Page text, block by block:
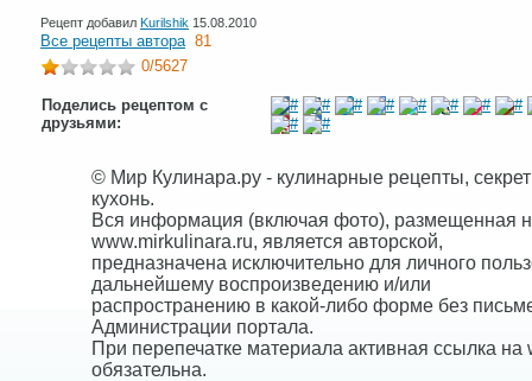
Рецепт добавил Kurilshik 15.08.2010
Все рецепты автора 81
0/5627
Поделись рецептом с
друзьями:
© Мир Кулинара.ру - кулинарные рецепты,
кухонь.
Вся информация (включая фото), размещенная
www.mirkulinara.ru, является авторской,
предназначена исключительно для личного
дальнейшему воспроизведению и/или
распространению в какой-либо форме без
Администрации портала.
При перепечатке материала активная ссылка на
обязательна.